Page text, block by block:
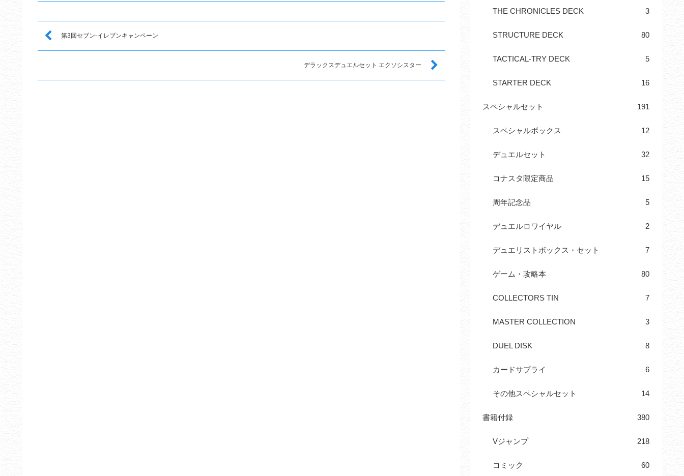
第3回セブン-イレブンキャンペーン
デラックスデュエルセット エクソシスター
THE CHRONICLES DECK 3
STRUCTURE DECK 80
TACTICAL-TRY DECK 5
STARTER DECK 16
スペシャルセット 191
スペシャルボックス 12
デュエルセット 32
コナスタ限定商品 15
周年記念品 5
デュエルロワイヤル 2
デュエリストボックス・セット 7
ゲーム・攻略本 80
COLLECTORS TIN 7
MASTER COLLECTION 3
DUEL DISK 8
カードサプライ 6
その他スペシャルセット 14
書籍付録 380
Vジャンプ 218
コミック 60